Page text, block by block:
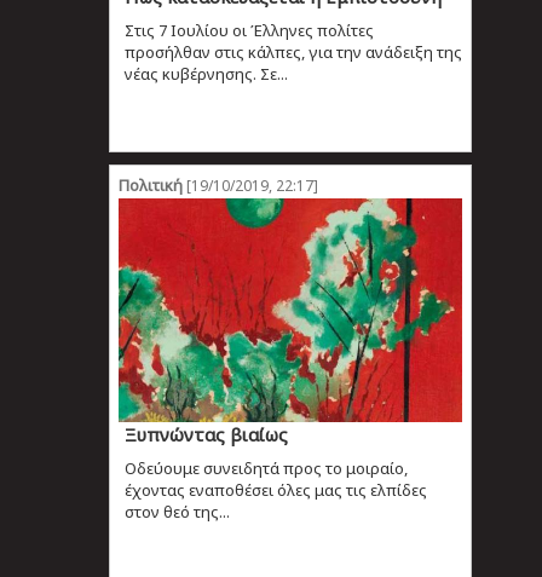
Στις 7 Ιουλίου οι Έλληνες πολίτες
προσήλθαν στις κάλπες, για την ανάδειξη της
νέας κυβέρνησης. Σε...
Πολιτική[19/10/2019, 22:17]
Ξυπνώντας βιαίως
Oδεύουμε συνειδητά προς το μοιραίο,
έχοντας εναποθέσει όλες μας τις ελπίδες
στον θεό της...